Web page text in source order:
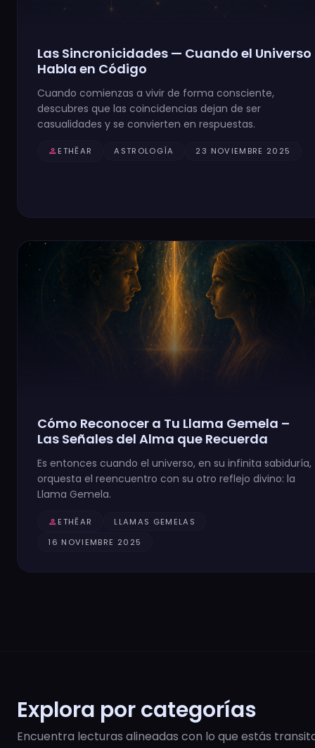
Las Sincronicidades — Cuando el Universo
Habla en Código
Cuando comienzas a vivir de forma consciente,
descubres que las coincidencias dejan de ser
casualidades y se convierten en respuestas.
personETHĒAR ASTROLOGÍA 23 NOVIEMBRE 2025
Cómo Reconocer a Tu Llama Gemela –
Las Señales del Alma que Recuerda
Es entonces cuando el universo, en su infinita sabiduría,
orquesta el reencuentro con su otro reflejo divino: la
Llama Gemela.
personETHĒAR
LLAMAS GEMELAS
16 NOVIEMBRE 2025
Explora por categorías
Encuentra lecturas alineadas con lo que estás